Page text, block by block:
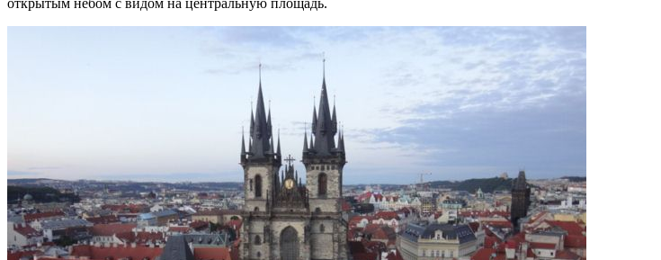
открытым небом с видом на центральную площадь.